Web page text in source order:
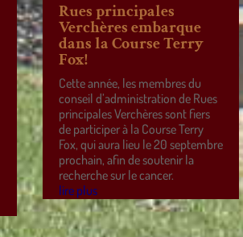
Rues principales
Verchères embarque
dans la Course Terry
Fox!
Cette année, les membres du
conseil d’administration de Rues
principales Verchères sont fiers
de participer à la Course Terry
Fox, qui aura lieu le 20 septembre
prochain, afin de soutenir la
recherche sur le cancer.
lire plus